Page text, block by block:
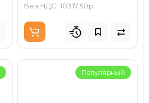
Без НДС: 10317.50р.
Популярный